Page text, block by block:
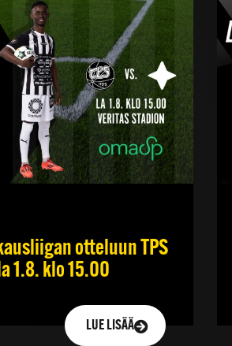
otteluun TPS
1.8. klo 15.00
LUE LISÄÄ